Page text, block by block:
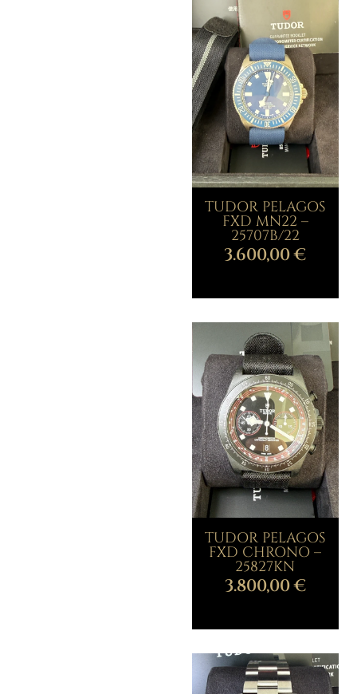
TUDOR PELAGOS
FXD MN22 –
25707B/22
3.600,00€
TUDOR PELAGOS
FXD CHRONO –
25827KN
3.800,00€